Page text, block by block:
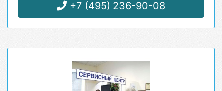
+7 (495) 236-90-08